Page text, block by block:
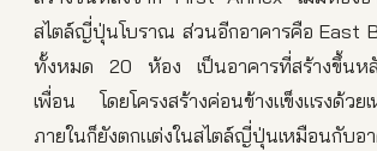
สไตล์ญี่ปุ่นโบราณ ส่วนอีกอาคารคือ East
ทั้งหมด 20 ห้อง เป็นอาคารที่สร้างขึ้นหลั
เพื่อน โดยโครงสร้างค่อนข้างแข็งแรงด้วย
ภายในก็ยังตกแต่งในสไตล์ญี่ปุ่นเหมือนกับอ